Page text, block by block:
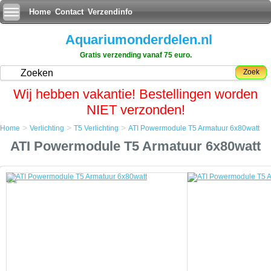
Home Contact Verzendinfo
Aquariumonderdelen.nl
Gratis verzending vanaf 75 euro.
Zoek
Wij hebben vakantie! Bestellingen worden
NIET verzonden!
Verlichting
ATI Powermodule T5 Armatuur 6x80watt
Home > Verlichting > T5 Verlichting > ATI Powermodule T5 Armatuur 6x80watt
ATI Powermodule T5 Armatuur 6x80watt